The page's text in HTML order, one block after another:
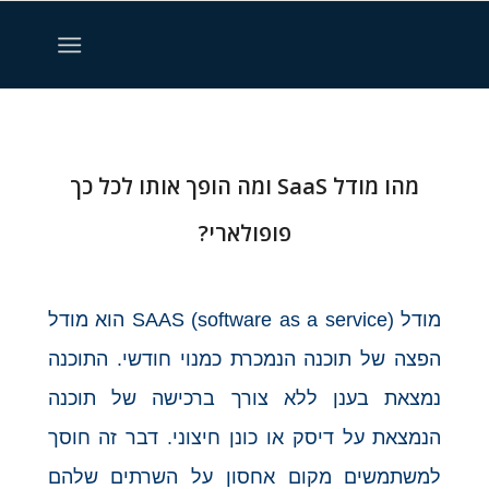
מהו מודל SaaS ומה הופך אותו לכל כך
פופולארי?
מודל SAAS (software as a service) הוא מודל
הפצה של תוכנה הנמכרת כמנוי חודשי. התוכנה
נמצאת בענן ללא צורך ברכישה של תוכנה
הנמצאת על דיסק או כונן חיצוני. דבר זה חוסך
למשתמשים מקום אחסון על השרתים שלהם